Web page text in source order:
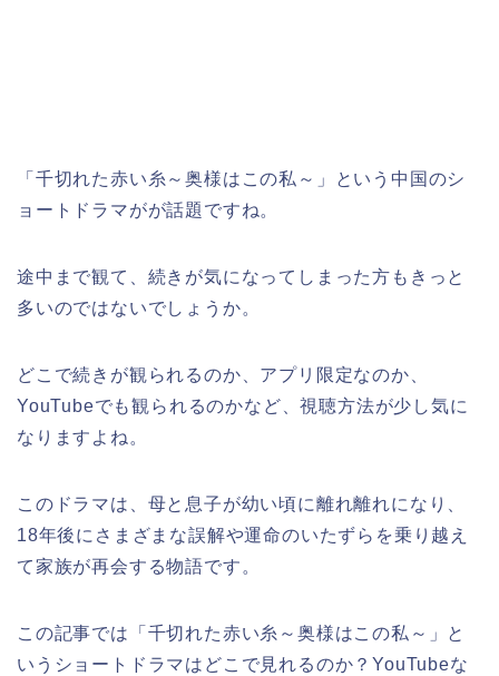
「千切れた赤い糸～奥様はこの私～」
という中国のシ
ョートドラマがが話題ですね。
途中まで観て、続きが気になってしまった方もきっと
多いのではないでしょうか。
どこで続きが観られるのか、アプリ限定なのか、
YouTubeでも観られるのかなど、視聴方法が少し気に
なりますよね。
このドラマは、母と息子が幼い頃に離れ離れになり、
18年後にさまざまな誤解や運命のいたずらを乗り越え
て家族が再会する物語です。
この記事では 「千切れた赤い糸～奥様はこの私～」 と
いうショートドラマはどこで見れるのか？YouTubeな